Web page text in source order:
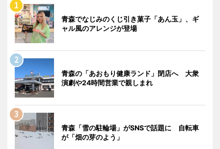
青森でなじみのくじ引き菓子「あん玉」、ギ
ャル風のアレンジが登場
青森の「あおもり健康ランド」閉店へ 大衆
演劇や24時間営業で親しまれ
青森「雪の駐輪場」がSNSで話題に 自転車
が「畑の芽のよう」